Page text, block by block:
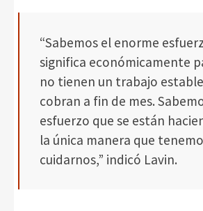
“Sabemos el enorme
significa económicamente
no tienen un trabajo
cobran a fin de mes.
esfuerzo que se están
la única manera que
cuidarnos,” indicó Lavin.